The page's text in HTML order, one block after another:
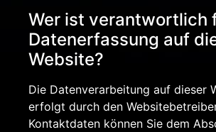
Wer ist verantwortlich
Datenerfassung auf
Website?
Die Datenverarbeitung auf dieser
erfolgt durch den
Kontaktdaten können Sie dem